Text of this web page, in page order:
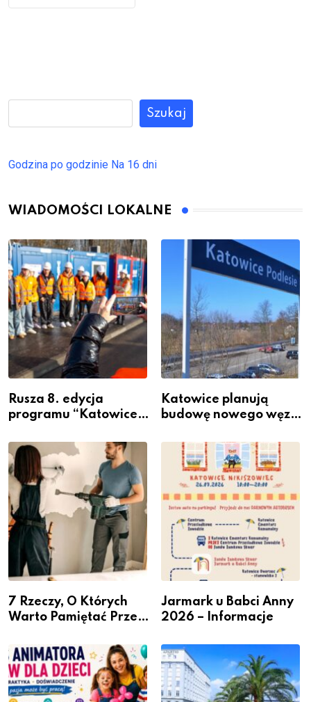
Szukaj
Godzina po godzinie Na 16 dni
WIADOMOŚCI LOKALNE
Rusza 8. edycja
programu “Katowice
– nabór dla
przedsiębiorców
Katowice planują
budowę nowego węzła
Podlesiu
7 Rzeczy, O Których
Warto Pamiętać Przed
Jarmark u Babci Anny
2026 – Informacje